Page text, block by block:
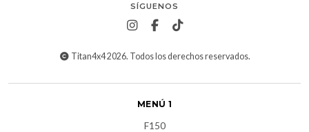
SÍGUENOS
Titan4x4 2026. Todos los derechos reservados.
MENÚ 1
F150